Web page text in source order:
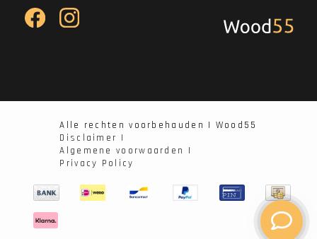
Alle rechten voorbehauden | Wood55
Disclaimer |
Algemene voorwaarden |
Privacy Policy